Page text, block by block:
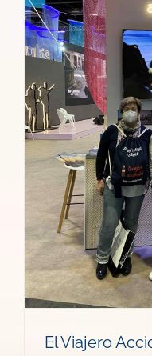
El Viajero